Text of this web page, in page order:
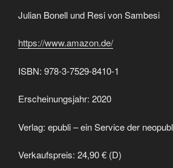
Julian Bonell und Resi von Sambesi
https://www.amazon.de/
ISBN: 978-3-7529-8410-1
Erscheinungsjahr: 2020
Verlag: epubli – ein Service der
Verkaufspreis: 24,90 € (D)